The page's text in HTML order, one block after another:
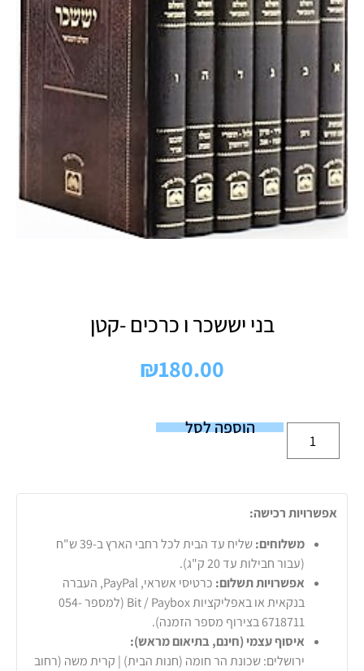
בני יששכר ו כרכים -קטן
₪180.00
הוספה לסל
אפשרויות רכישה:
משלוחים:
שליח עד הבית לכל רחבי הארץ ב-39 ש"ח
(עבור חבילות עד 20 ק"ג).
אפשרויות תשלום:
כרטיסי אשראי, PayPal, העברה
בנקאית או באפליקציות Bit / Paybox (למספר 054-
6718711 בצירוף מספר הזמנה).
איסוף עצמי (חינם, בתיאום מראש):
ירושלים: שכונת הר חומה (חנות הבית) | קרית משה (רחוב